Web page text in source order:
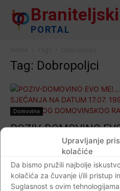
Upravljanje
kolačiće
Da bismo pružili najbolje
kolačića za čuvanje i/ili pristup
Suglasnost s ovim
Braniteljski
PORTAL
Tag: Dobropoljci
Domovina
POZIV-DOMOVINO
OBILJEŽAVAMO DAN
DATUM 17.07. 1991. I
HRVATSKOG
Braniteljski portal - 13.07.2019